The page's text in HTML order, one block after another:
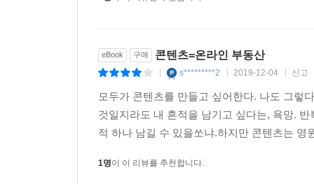
eBook 구매 콘텐츠=온라인 부동산
s*********2 2019-12-04 신고
모두가 콘텐츠를 만들고 싶어한다. 나도 그렇
것일지라도 내 흔적을 남기고 싶다는, 욕망.
적 하나 남길 수 있을쏘냐.하지만 콘텐츠는
1명이 이 리뷰를 추천합니다.